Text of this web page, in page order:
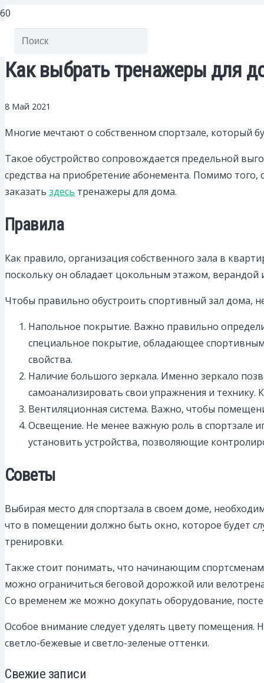
Как выбрать тренажеры для
8 Май 2021
Многие мечтают о собственном спортзале, который
Такое обустройство сопровождается предельной
средства на приобретение абонемента. Помимо того,
заказать здесь тренажеры для дома.
Правила
Как правило, организация собственного зала в
поскольку он обладает цокольным этажом,
Чтобы правильно обустроить спортивный зал дома,
Напольное покрытие. Важно правильно
специальное покрытие, обладающее
свойства.
Наличие большого зеркала. Именно зеркало
самоанализировать свои упражнения и технику.
Вентиляционная система. Важно, чтобы
Освещение. Не менее важную роль в спортзале
установить устройства, позволяющие
Советы
Выбирая место для спортзала в своем доме,
что в помещении должно быть окно, которое будет
тренировки.
Также стоит понимать, что начинающим
можно ограничиться беговой дорожкой или
Со временем же можно докупать оборудование,
Особое внимание следует уделять цвету помещения.
светло-бежевые и светло-зеленые оттенки.
Свежие записи